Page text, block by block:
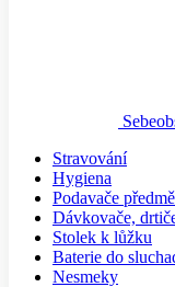
Stravování
Hygiena
Podavače
Dávkovače,
Stolek k lůžku
Baterie do
Nesmeky